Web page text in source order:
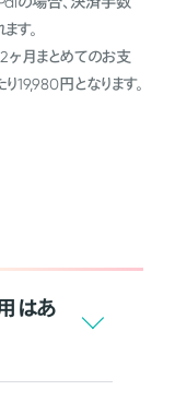
す。
ヶ月まとめてのお支
19,980円となります。
はあ